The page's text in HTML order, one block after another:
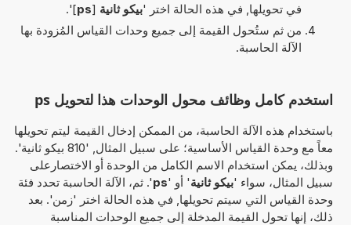
في تحويلها, في هذه الحالة اختر 'بيكو ثانية [
ps
]'.
من ثم ستُحول القيمة إلى جميع وحدات القياس المُزودة بها
الآلة الحاسبة.
استخدم كامل وظائف محول الوحدات هذا لتحويل ps
باستخدام هذه الآلة الحاسبة، من الممكن إدخال القيمة ليتم تحويلها
معاً مع وحدة القياس الأساسية؛ على سبيل المثال, '810 بيكو ثانية'.
وبذلك، يمكن استخدام الاسم الكامل من الوحدة أو الاختصارعلى
سبيل المثال، سواء 'بيكو ثانية' أو 'ps'. ثم، الآلة الحاسبة تحدد فئة
وحدة القياس التي سيتم تحويلها, في هذه الحالة اختر 'زمن'. بعد
ذلك، إنها تحول القيمة المدخلة إلى جميع الوحدات المناسبة